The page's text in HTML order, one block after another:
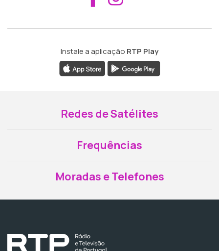
Instale a aplicação RTP Play
Redes de Satélites
Frequências
Moradas e Telefones